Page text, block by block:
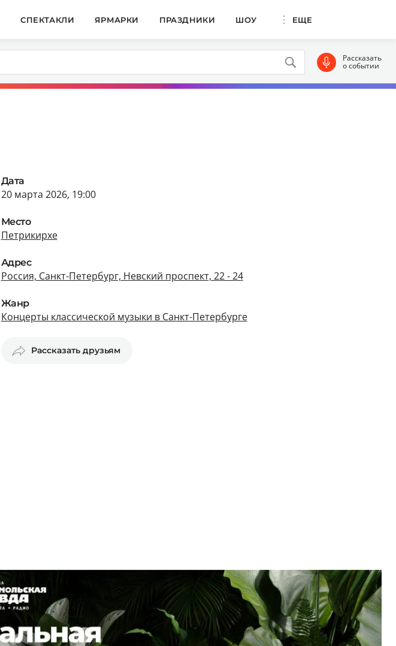
СПЕКТАКЛИ ЯРМАРКИ ПРАЗДНИКИ ШОУ ЕЩЕ
Рассказать
о событии
Дата
20 марта 2026, 19:00
Место
Петрикирхе
Адрес
Россия, Санкт-Петербург, Невский проспект, 22 - 24
Жанр
Концерты классической музыки в Санкт-Петербурге
Рассказать друзьям